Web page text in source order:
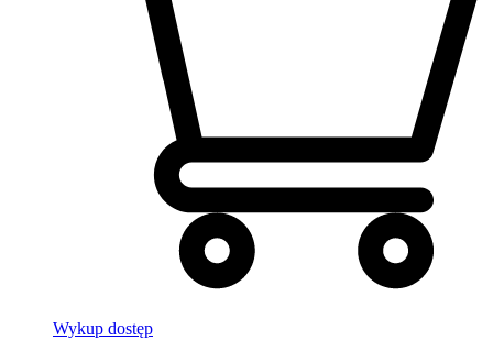
Wykup dostęp